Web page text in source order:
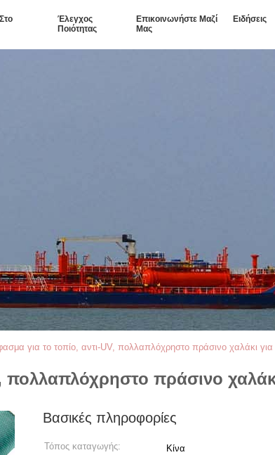
Έλεγχος
Ποιότητας
Επικοινωνήστε Μαζί
Μας
Ειδήσεις
για το τοπίο, αντι-UV, πολλαπλόχρηστο πράσινο χαλάκι για
πράσινο χαλάκι
Βασικές πληροφορίες
Τόπος καταγωγής: Κίνα